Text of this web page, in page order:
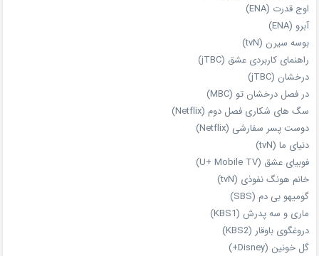
اوج قدرت (ENA)
آبرو (ENA)
بوسه سیرن (tvN)
راهنمای کاربردی عشق (jTBC)
درخشان (jTBC)
در فصل درخشان تو (MBC)
سگ های شکاری فصل دوم (Netflix)
دوست‌ پسر سفارشی (Netflix)
دنیای ما (tvN)
فوبیای عشق (U+ Mobile TV)
خانم هونگ نفوذی (tvN)
گومیهو بی دم (SBS)
ماری و سه پدرش (KBS1)
دروغگوی باوقار (KBS2)
گل خونین (Disney+)